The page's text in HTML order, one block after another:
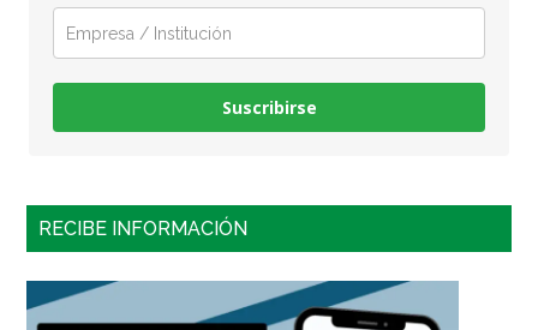
Suscribirse
RECIBE INFORMACIÓN